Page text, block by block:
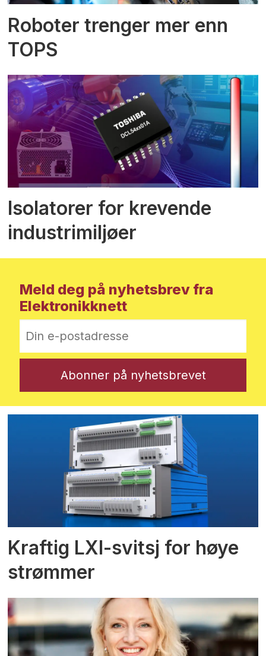
Roboter trenger mer enn
TOPS
Isolatorer for krevende
industrimiljøer
Meld deg på nyhetsbrev fra
Elektronikknett
Kraftig LXI-svitsj for høye
strømmer